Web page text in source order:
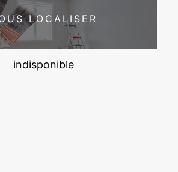
LOCALISER
indisponible